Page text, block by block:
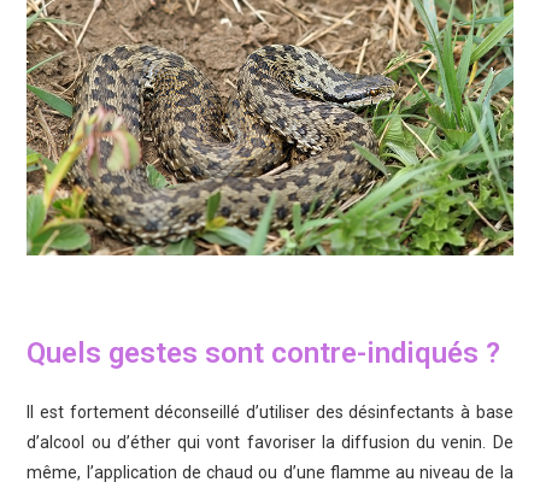
Quels gestes sont contre-indiqués ?
Il est fortement déconseillé d’utiliser des désinfectants à base
d’alcool ou d’éther qui vont favoriser la diffusion du venin. De
même, l’application de chaud ou d’une flamme au niveau de la